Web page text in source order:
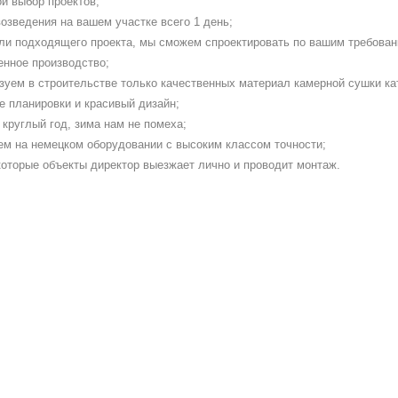
на вашем участке всего 1 день;
подходящего проекта, мы сможем спроектировать по вашим
производство;
в строительстве только качественных материал камерной сушки
планировки и красивый дизайн;
год, зима нам не помеха;
на немецком оборудовании с высоким классом точности;
объекты директор выезжает лично и проводит монтаж.